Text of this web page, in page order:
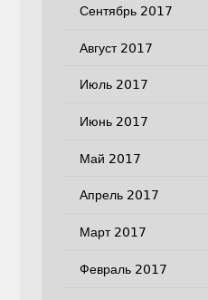
Сентябрь 2017
Август 2017
Июль 2017
Июнь 2017
Май 2017
Апрель 2017
Март 2017
Февраль 2017